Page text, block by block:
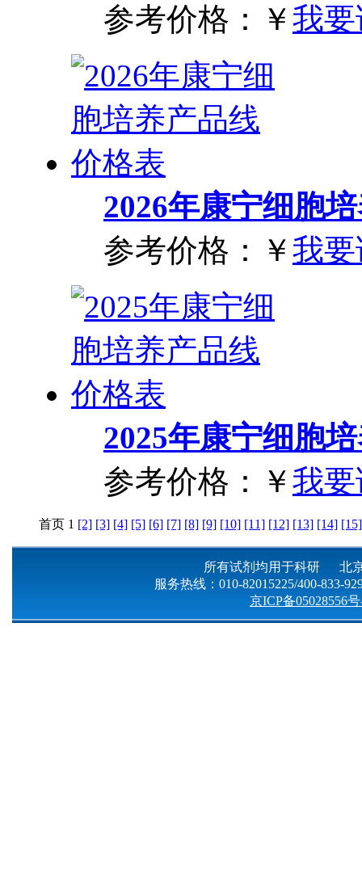
参考价格：
￥我
2026年康宁细胞
参考价格：
￥我
2025年康宁细胞
参考价格：
￥我
首页 1 [2] [3] [4] [5] [6] [7] [8] [9] [10] [11] [12] [13] [14] [15]
所有试剂均用于科研 北
服务热线：010-82015225/400-833-
京ICP备05028556